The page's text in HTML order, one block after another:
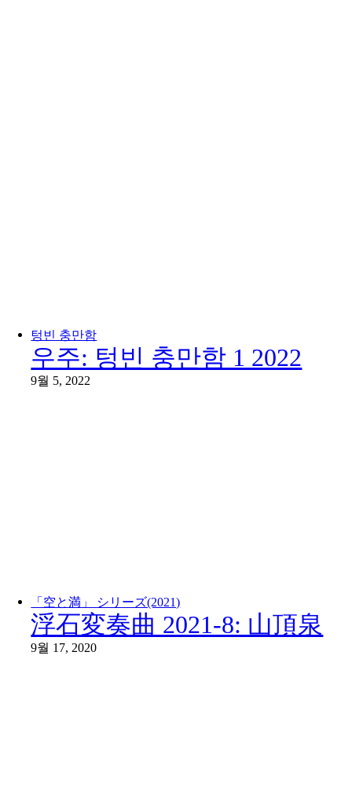
텅빈 충만함
우주: 텅빈 충만함 1 2022
9월 5, 2022
「空と満」 シリーズ(2021)
浮石変奏曲 2021-8: 山頂泉
9월 17, 2020